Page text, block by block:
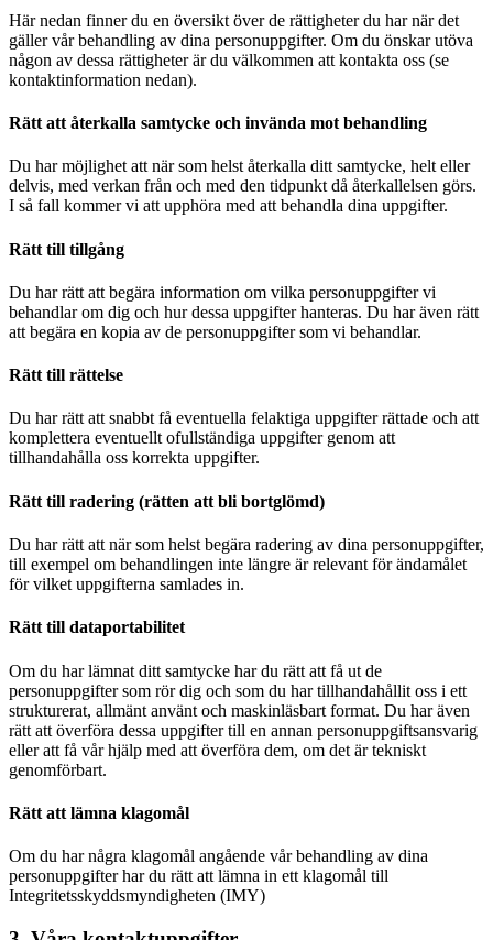
Här nedan finner du en översikt över de rättigheter du har när det
gäller vår behandling av dina personuppgifter. Om du önskar utöva
någon av dessa rättigheter är du välkommen att kontakta oss (se
kontaktinformation nedan).
Rätt att återkalla samtycke och invända mot behandling
Du har möjlighet att när som helst återkalla ditt samtycke, helt eller
delvis, med verkan från och med den tidpunkt då återkallelsen görs.
I så fall kommer vi att upphöra med att behandla dina uppgifter.
Rätt till tillgång
Du har rätt att begära information om vilka personuppgifter vi
behandlar om dig och hur dessa uppgifter hanteras. Du har även rätt
att begära en kopia av de personuppgifter som vi behandlar.
Rätt till rättelse
Du har rätt att snabbt få eventuella felaktiga uppgifter rättade och att
komplettera eventuellt ofullständiga uppgifter genom att
tillhandahålla oss korrekta uppgifter.
Rätt till radering (rätten att bli bortglömd)
Du har rätt att när som helst begära radering av dina personuppgifter,
till exempel om behandlingen inte längre är relevant för ändamålet
för vilket uppgifterna samlades in.
Rätt till dataportabilitet
Om du har lämnat ditt samtycke har du rätt att få ut de
personuppgifter som rör dig och som du har tillhandahållit oss i ett
strukturerat, allmänt använt och maskinläsbart format. Du har även
rätt att överföra dessa uppgifter till en annan personuppgiftsansvarig
eller att få vår hjälp med att överföra dem, om det är tekniskt
genomförbart.
Rätt att lämna klagomål
Om du har några klagomål angående vår behandling av dina
personuppgifter har du rätt att lämna in ett klagomål till
Integritetsskyddsmyndigheten (IMY)